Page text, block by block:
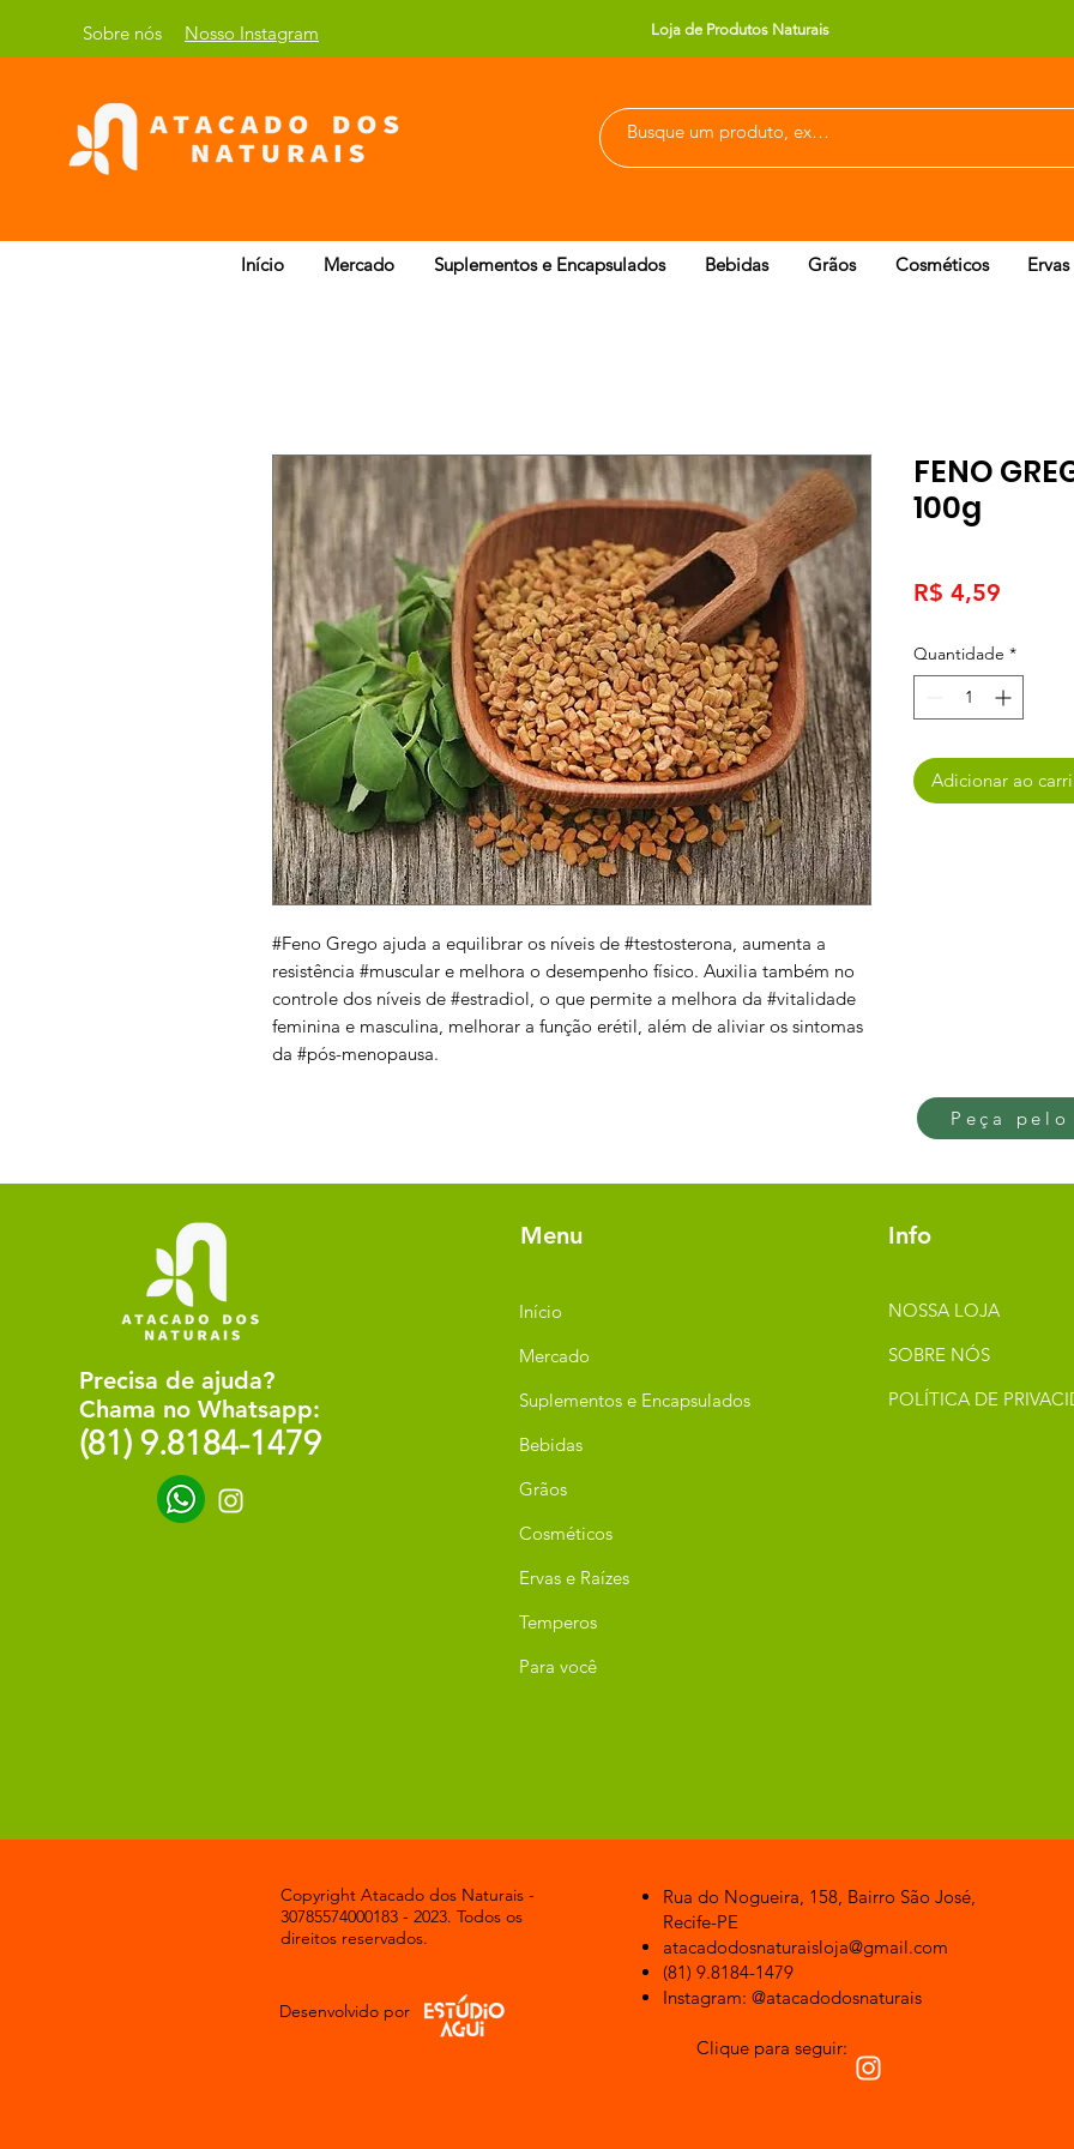
Sobre nós Nosso Instagram Loja de Produtos Naturais
Início Mercado Suplementos e Encapsulados Bebidas Grãos Cosméticos
#Feno Grego ajuda a equilibrar os níveis de #testosterona, aumenta a
resistência #muscular e melhora o desempenho físico. Auxilia também no
controle dos níveis de #estradiol, o que permite a melhora da #vitalidade
feminina e masculina, melhorar a função erétil, além de aliviar os sintomas
da #pós-menopausa.
FENO
100g
R$ 4,59
Quantidade *
Adicionar ao
Peça
Precisa de ajuda?
Chama no Whatsapp:
(81) 9.8184-1479
Menu
Início
Mercado
Suplementos e Encapsulados
Bebidas
Grãos
Cosméticos
Ervas e Raízes
Temperos
Para você
Info
NOSSA LOJA
SOBRE NÓS
POLÍTICA DE
Copyright Atacado dos Naturais -
30785574000183 - 2023. Todos os
direitos reservados.
Desenvolvido por
Rua do Nogueira, 158, Bairro São José,
Recife-PE
atacadodosnaturaisloja@gmail.com
(81) 9.8184-1479
Instagram: @atacadodosnaturais
Clique para seguir: